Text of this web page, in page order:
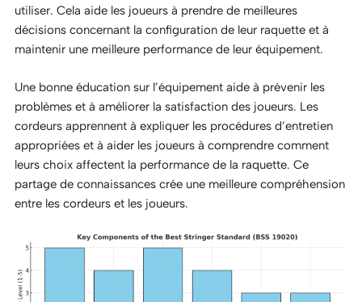
utiliser. Cela aide les joueurs à prendre de meilleures
décisions concernant la configuration de leur raquette et à
maintenir une meilleure performance de leur équipement.
Une bonne éducation sur l’équipement aide à prévenir les
problèmes et à améliorer la satisfaction des joueurs. Les
cordeurs apprennent à expliquer les procédures d’entretien
appropriées et à aider les joueurs à comprendre comment
leurs choix affectent la performance de la raquette. Ce
partage de connaissances crée une meilleure compréhension
entre les cordeurs et les joueurs.